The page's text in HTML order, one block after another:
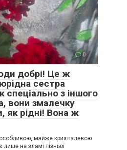
0
добрі! Це ж
сестра
спеціально з іншого
вони змалечку
як рідні! Вона ж
майже кришталевою
на зламі пізньої